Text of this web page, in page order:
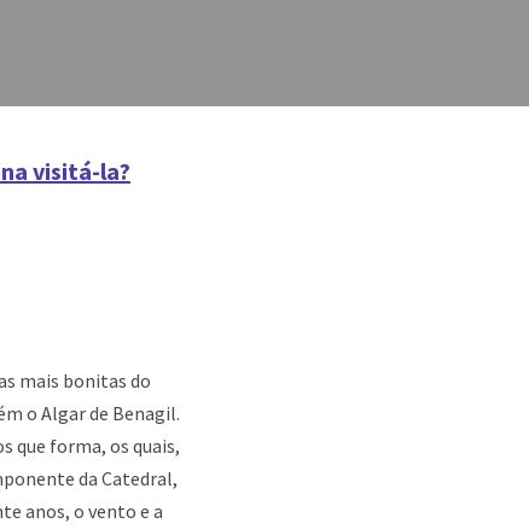
visitá-la?
mais bonitas do
o Algar de Benagil.
que forma, os quais,
da Catedral,
anos, o vento e a